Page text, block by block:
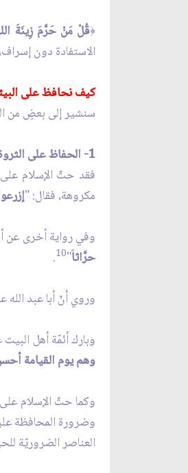
﴿قُلْ مَنْ حَرَّمَ زِينَةَ
الاستفادة دون
كيف نحافظ على
سنشير إلى بعضٍ من
1- الحفاظ على الثروة النباتيّة
فقد حثّ الإسلام على
مكروهة، فقال: "
وفي رواية أخرى عن
حرَّاثاً"10
.
وروي أنّ أبا عبد الله
وبارك أئمّة أهل
وهم يوم القيامة
وكما حثّ الإسلام
وضرورة المحافظة
العناصر الضروريّة